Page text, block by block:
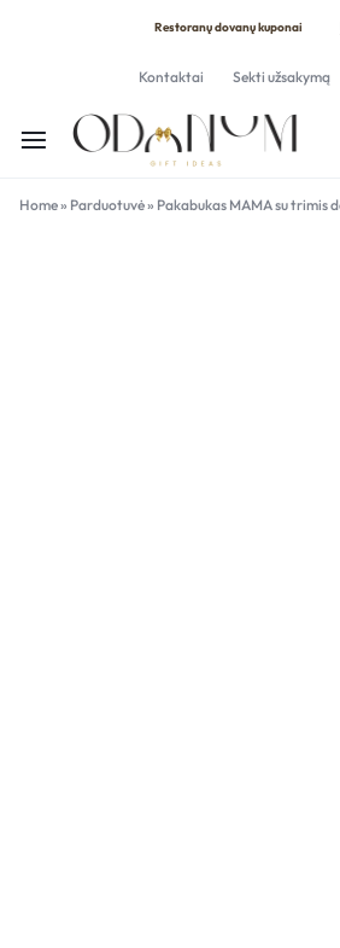
Restoranų dovanų kuponai
Kontaktai Sekti užsakymą
Home» Parduotuvė» Pakabukas MAMA su trimis